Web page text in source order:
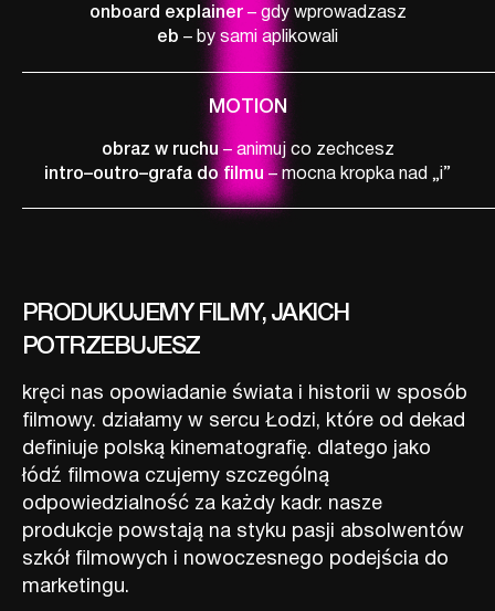
onboard explainer– gdy wprowadzasz
eb – by sami aplikowali
MOTION
obraz w ruchu – animuj co zechcesz
intro–outro–grafa do filmu – mocna kropka nad „i”
PRODUKUJEMY FILMY, JAKICH
POTRZEBUJESZ
kręci nas opowiadanie świata i historii w sposób
filmowy. działamy w sercu Łodzi, które od dekad
definiuje polską kinematografię. dlatego jako
łódź filmowa czujemy szczególną
odpowiedzialność za każdy kadr. nasze
produkcje powstają na styku pasji absolwentów
szkół filmowych i nowoczesnego podejścia do
marketingu.